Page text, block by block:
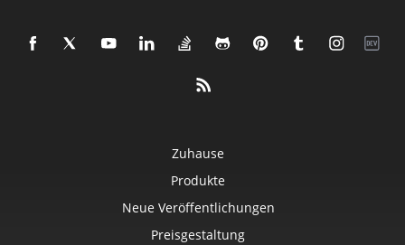
Zuhause
Produkte
Neue Veröffentlichungen
Preisgestaltung